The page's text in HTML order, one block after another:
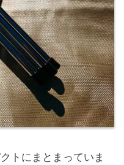
トにまとまっていま